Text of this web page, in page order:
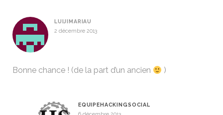
LUIJIMARIAU
2 décembre 2013
Bonne chance ! (de la part d’un ancien )
EQUIPEHACKINGSOCIAL